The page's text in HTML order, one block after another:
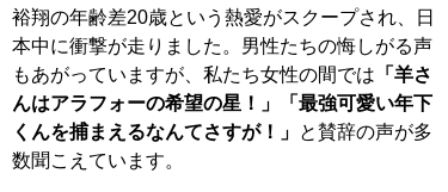
裕翔の年齢差20歳という熱愛がスクープされ、日
本中に衝撃が走りました。男性たちの悔しがる声
もあがっていますが、私たち女性の間では 「羊さ
んはアラフォーの希望の星！」「最強可愛い年下
くんを捕まえるなんてさすが！」 と賛辞の声が多
数聞こえています。